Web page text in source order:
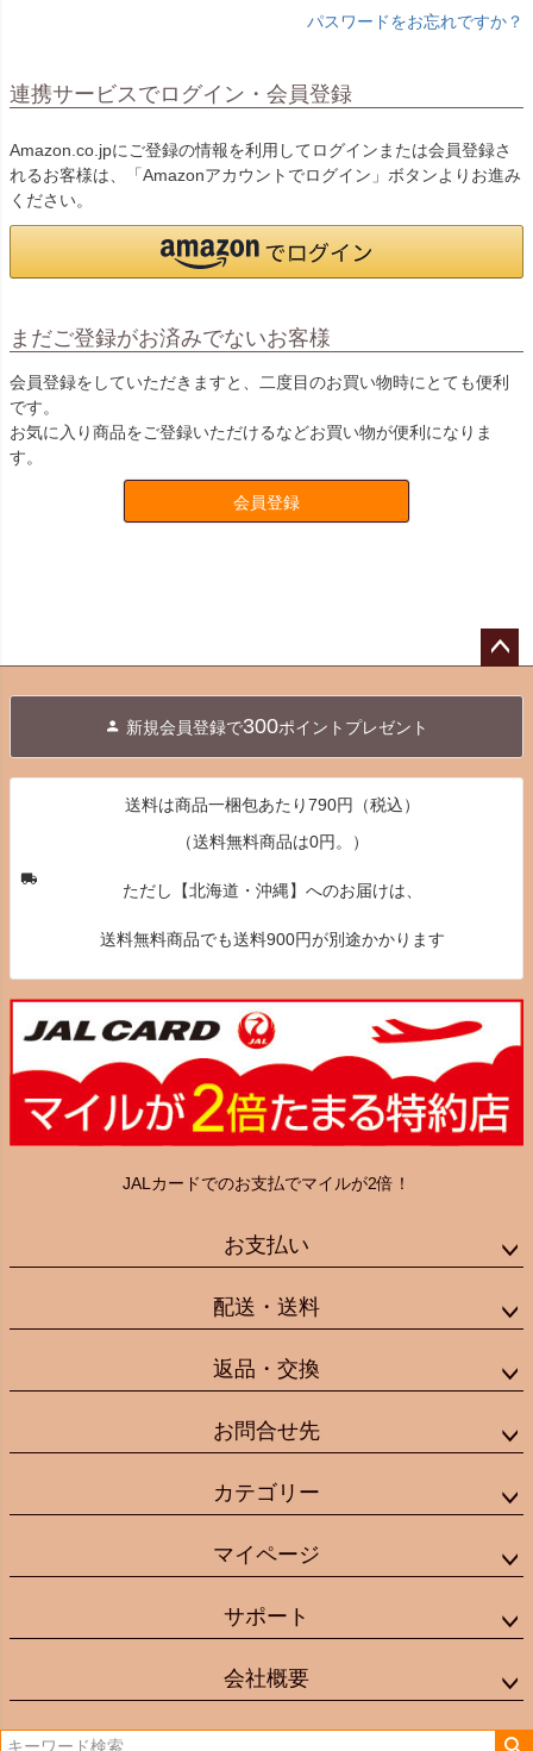
パスワードをお忘れですか？
連携サービスでログイン・会員登録
Amazon.co.jpにご登録の情報を利用してログインまたは会員登録さ
れるお客様は、「Amazonアカウントでログイン」ボタンよりお進み
ください。
まだご登録がお済みでないお客様
会員登録をしていただきますと、二度目のお買い物時にとても便利
です。
お気に入り商品をご登録いただけるなどお買い物が便利になりま
す。
会員登録
へ
新規会員登録で300ポイントプレゼント
送料は商品一梱包あたり790円（税込）
（送料無料商品は0円。）
ただし【北海道・沖縄】へのお届けは、
送料無料商品でも送料900円が別途かかります
JALカードでのお支払でマイルが2倍！
お支払い
配送・送料
返品・交換
お問合せ先
カテゴリー
マイページ
サポート
会社概要